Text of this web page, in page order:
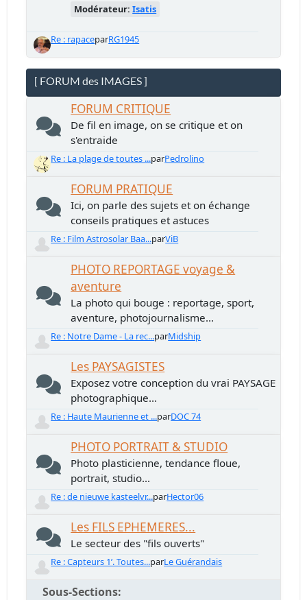
Modérateur:Isatis
Re : rapaceparRG1945
[ FORUM des IMAGES ]
FORUM CRITIQUE
De fil en image, on se critique et on
s'entraide
Re : La plage de toutes ...parPedrolino
FORUM PRATIQUE
Ici, on parle des sujets et on échange
conseils pratiques et astuces
Re : Film Astrosolar Baa...parViB
PHOTO REPORTAGE voyage &
aventure
La photo qui bouge : reportage, sport,
aventure, photojournalisme...
Re : Notre Dame - La rec...parMidship
Les PAYSAGISTES
Exposez votre conception du vrai PAYSAGE
photographique...
Re : Haute Maurienne et ...parDOC 74
PHOTO PORTRAIT & STUDIO
Photo plasticienne, tendance floue,
portrait, studio...
Re : de nieuwe kasteelvr...parHector06
Les FILS EPHEMERES...
Le secteur des "fils ouverts"
Re : Capteurs 1’. Toutes...parLe Guérandais
Sous-Sections